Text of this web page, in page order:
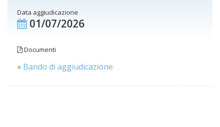
Data aggiudicazione
01/07/2026
Documenti
» Bando di aggiudicazione